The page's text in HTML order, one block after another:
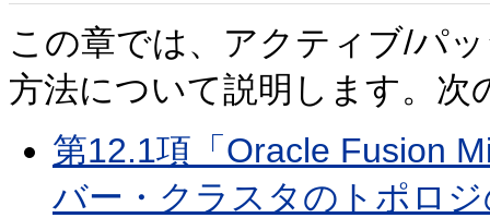
この章では、アクティブ/パ
方法について説明します。次
第12.1項「Oracle Fusion
バー・クラスタのトポロ